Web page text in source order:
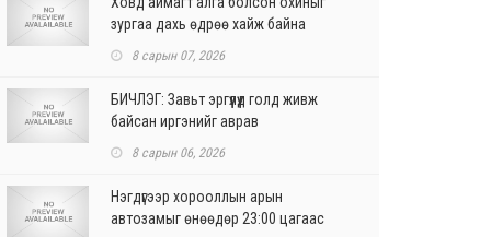
зургаа дахь өдрөө хайж байна
8 сарын 07, 2026
БИЧЛЭГ: Завьт эргүүлүүд голд живж
байсан иргэнийг аврав
8 сарын 06, 2026
Нэгдүгээр хорооллын арын
автозамыг өнөөдөр 23:00 цагаас